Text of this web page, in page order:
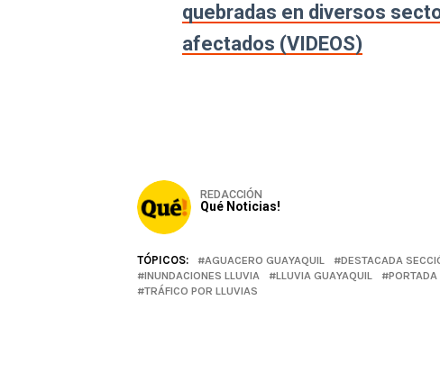
quebradas en diversos
afectados (VIDEOS)
REDACCIÓN
Qué Noticias!
TÓPICOS: AGUACERO GUAYAQUIL DESTACADA
INUNDACIONES LLUVIA
LLUVIA GUAYAQUIL PORTADA
TRÁFICO POR LLUVIAS